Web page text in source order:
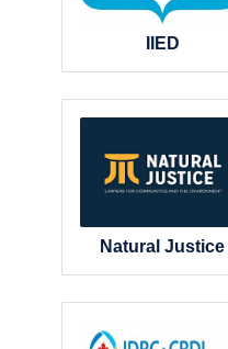
IIED
Natural Justice